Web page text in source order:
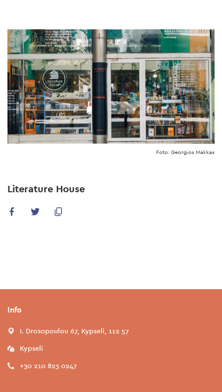
to
main
content
Foto: Georgios Makkas
Literature House
Info
I. Drosopoulou 67, Kypseli, 112 57
Kypseli
+30 210 823 0247